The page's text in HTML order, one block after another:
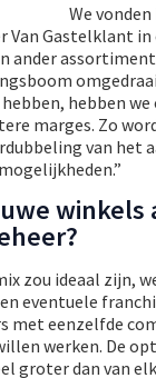
We
Van Gastelklant in
ander
hebben
marges. Zo
van het
winkels
zou ideaal zijn,
eventuele
met eenzelfde
werken. De
groter dan van